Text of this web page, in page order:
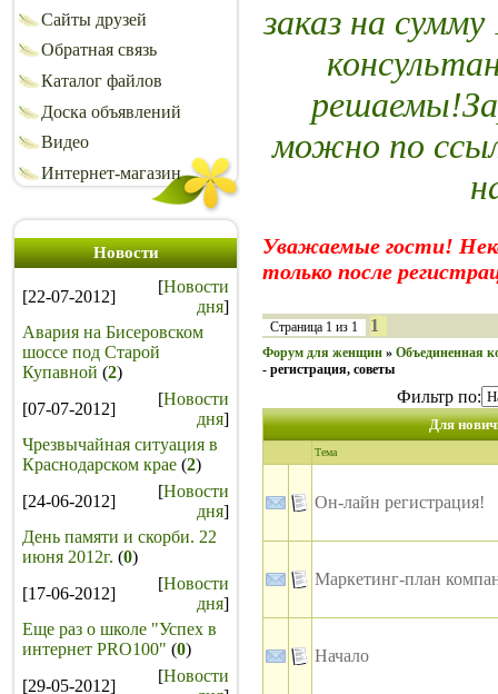
Сайты друзей
Обратная связь
Каталог файлов
Доска объявлений
Видео
Интернет-магазин
Новости
[22-07-2012]
[Новости
дня]
Авария на Бисеровском
шоссе под Старой
Купавной (2)
[07-07-2012]
[Новости
дня]
Чрезвычайная ситуация в
Краснодарском крае (2)
[24-06-2012]
[Новости
дня]
День памяти и скорби. 22
июня 2012г. (0)
[17-06-2012]
[Новости
дня]
Еще раз о школе "Успех в
интернет PRO100" (0)
[29-05-2012]
[Новости
заказ на
можно по
Уважаемые гости!
только после
Страница 1 из 1 1
Форум для женщин » Объединенная
- регистрация, советы
Фильтр по:
Для
Тема
Он-лайн регистрация!
Маркетинг-план
Начало